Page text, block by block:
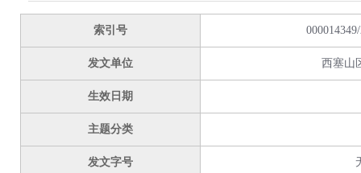
索引号
发文单位 西塞山
生效日期
主题分类
发文字号